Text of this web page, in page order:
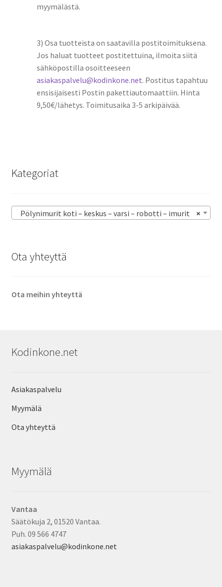
myymälästä.
3) Osa tuotteista on saatavilla postitoimituksena.
Jos haluat tuotteet postitettuina, ilmoita siitä
sähköpostilla osoitteeseen
asiakaspalvelu@kodinkone.net. Postitus tapahtuu
ensisijaisesti Postin pakettiautomaattiin. Hinta
9,50€/lähetys. Toimitusaika 3-5 arkipäivää.
Kategoriat
×
Pölynimurit koti – keskus – varsi – robotti – imurit
Ota yhteyttä
Ota meihin yhteyttä
Kodinkone.net
Asiakaspalvelu
Myymälä
Ota yhteyttä
Myymälä
Vantaa
Säätökuja 2, 01520 Vantaa.
Puh. 09 566 4747
asiakaspalvelu@kodinkone.net